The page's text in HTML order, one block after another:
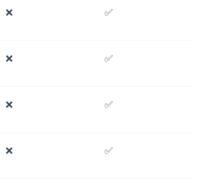
❌ ✅
❌ ✅
❌ ✅
❌ ✅